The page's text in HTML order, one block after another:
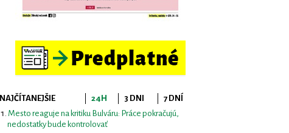
NAJČÍTANEJŠIE 24H 3 DNI
7 DNÍ
Mesto reaguje na kritiku Bulváru: Práce pokračujú,
nedostatky bude kontrolovať